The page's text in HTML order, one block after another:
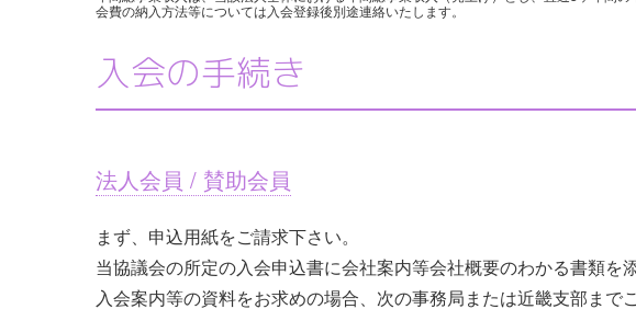
会費の納入方法等については入会登録後別途連絡いたします。
入会の手続き
法人会員 / 賛助会員
まず、申込用紙をご請求下さい。
当協議会の所定の入会申込書に会社案内等会社概要のわかる書類を
入会案内等の資料をお求めの場合、次の事務局または近畿支部まで